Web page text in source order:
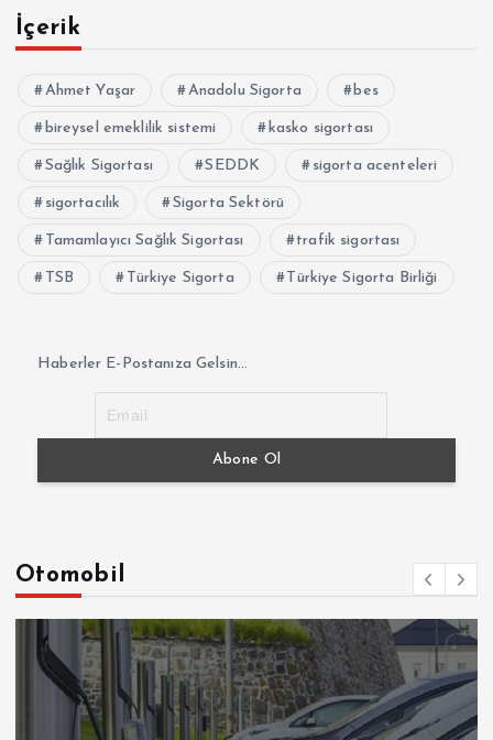
İçerik
Ahmet Yaşar Anadolu Sigorta bes
bireysel emeklilik sistemi kasko sigortası
Sağlık Sigortası SEDDK sigorta acenteleri
sigortacılık Sigorta Sektörü
Tamamlayıcı Sağlık Sigortası trafik sigortası
TSB Türkiye Sigorta Türkiye Sigorta Birliği
Haberler E-Postanıza Gelsin...
Otomobil